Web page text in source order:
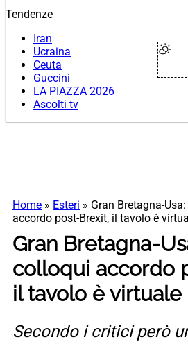
Tendenze
Iran
Ucraina
Ceuta
Guccini
LA PIAZZA 2026
Ascolti tv
Home » Esteri » Gran Bretagna-
accordo post-Brexit, il tavolo è
Gran Bretagna-
colloqui accordo
il tavolo è virtuale
Secondo i critici però